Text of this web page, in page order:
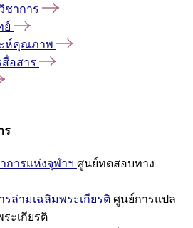
ชาการ
ย์
ะห์คุณภาพ
อสาร
ร
การแห่งจุฬาฯ ศูนย์ทดสอบทาง
ล่ามเฉลิมพระเกียรติ ศูนย์การแปล
ะเกียรติ